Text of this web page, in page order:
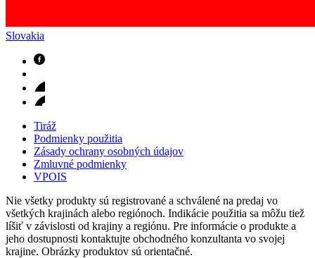
Slovakia
Tiráž
Podmienky použitia
Zásady ochrany osobných údajov
Zmluvné podmienky
VPOIS
Nie všetky produkty sú registrované a schválené na predaj vo
všetkých krajinách alebo regiónoch. Indikácie použitia sa môžu tiež
líšiť v závislosti od krajiny a regiónu. Pre informácie o produkte a
jeho dostupnosti kontaktujte obchodného konzultanta vo svojej
krajine. Obrázky produktov sú orientačné.